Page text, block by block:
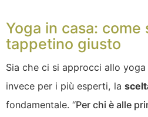
Yoga in casa: come
tappetino giusto
Sia che ci si approcci allo
invece per i più esperti, la
fondamentale. “Per chi è alle